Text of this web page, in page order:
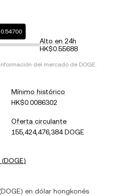
Alto en 24h
HK$0.55688
del mercado de DOGE.
Mínimo histórico
HK$0.0086302
Oferta circulante
155,424,476,384 DOGE
(DOGE)
DOGE) en dólar hongkonés